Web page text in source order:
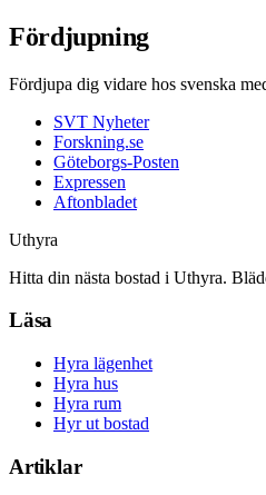
Fördjupning
Fördjupa dig vidare hos svenska
SVT Nyheter
Forskning.se
Göteborgs-Posten
Expressen
Aftonbladet
Uthyra
Hitta din nästa bostad i Uthyra.
Läsa
Hyra lägenhet
Hyra hus
Hyra rum
Hyr ut bostad
Artiklar